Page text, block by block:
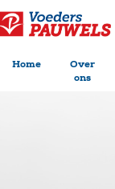
Home
Over
ons